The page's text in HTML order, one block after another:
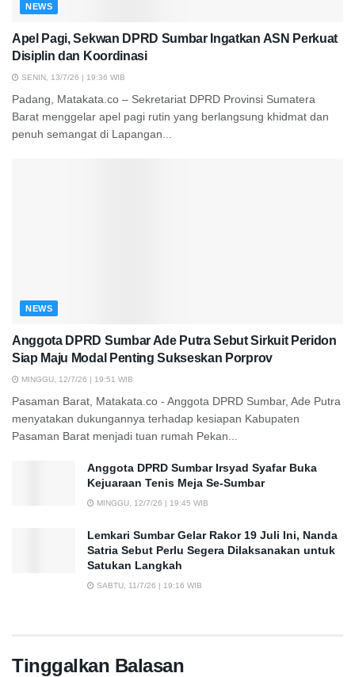
NEWS
Apel Pagi, Sekwan DPRD Sumbar Ingatkan ASN Perkuat
Disiplin dan Koordinasi
SENIN, 13/7/26 | 19:36 WIB
Padang, Matakata.co – Sekretariat DPRD Provinsi Sumatera
Barat menggelar apel pagi rutin yang berlangsung khidmat dan
penuh semangat di Lapangan...
NEWS
Anggota DPRD Sumbar Ade Putra Sebut Sirkuit Peridon
Siap Maju Modal Penting Sukseskan Porprov
MINGGU, 12/7/26 | 19:51 WIB
Pasaman Barat, Matakata.co - Anggota DPRD Sumbar, Ade Putra
menyatakan dukungannya terhadap kesiapan Kabupaten
Pasaman Barat menjadi tuan rumah Pekan...
Anggota DPRD Sumbar Irsyad Syafar Buka
Kejuaraan Tenis Meja Se-Sumbar
MINGGU, 12/7/26 | 19:45 WIB
Lemkari Sumbar Gelar Rakor 19 Juli Ini, Nanda
Satria Sebut Perlu Segera Dilaksanakan untuk
Satukan Langkah
SABTU, 11/7/26 | 19:16 WIB
Tinggalkan Balasan